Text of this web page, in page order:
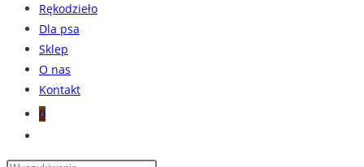
Rękodzieło
Dla psa
Sklep
O nas
Kontakt
0